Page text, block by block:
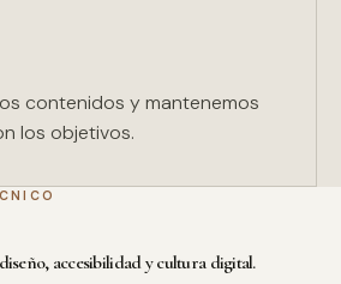
contenidos y mantenemos
los objetivos.
accesibilidad y cultura digital.